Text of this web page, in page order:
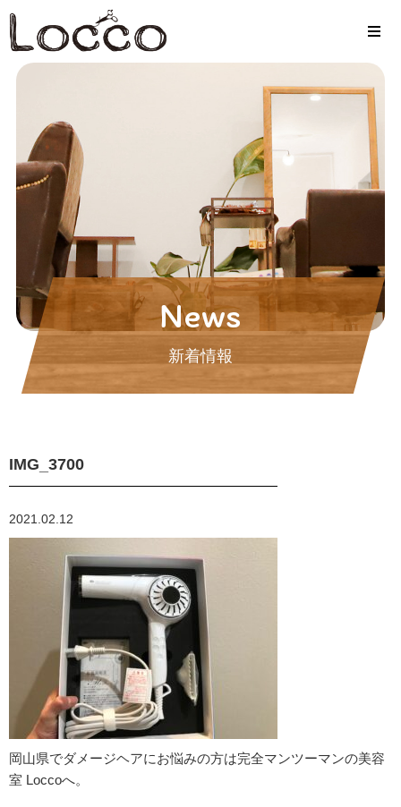
News
新着情報
IMG_3700
2021.02.12
岡山県でダメージヘアにお悩みの方は完全マンツーマンの美容
室 Loccoへ。